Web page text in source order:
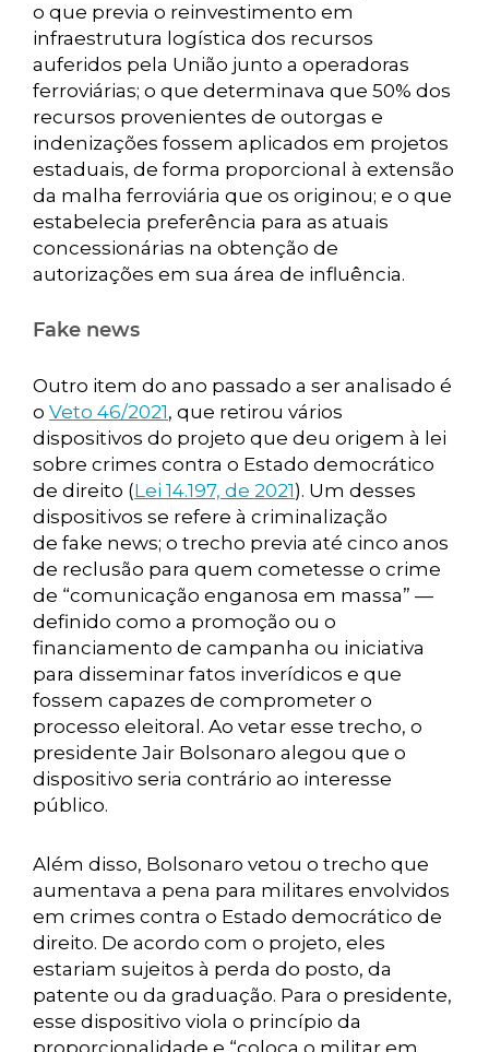
o que previa o reinvestimento em
infraestrutura logística dos recursos
auferidos pela União junto a operadoras
ferroviárias; o que determinava que 50% dos
recursos provenientes de outorgas e
indenizações fossem aplicados em projetos
estaduais, de forma proporcional à extensão
da malha ferroviária que os originou; e o que
estabelecia preferência para as atuais
concessionárias na obtenção de
autorizações em sua área de influência.
Fake news
Outro item do ano passado a ser analisado é
o Veto 46/2021, que retirou vários
dispositivos do projeto que deu origem à lei
sobre crimes contra o Estado democrático
de direito (Lei 14.197, de 2021). Um desses
dispositivos se refere à criminalização
de fake news; o trecho previa até cinco anos
de reclusão para quem cometesse o crime
de “comunicação enganosa em massa” —
definido como a promoção ou o
financiamento de campanha ou iniciativa
para disseminar fatos inverídicos e que
fossem capazes de comprometer o
processo eleitoral. Ao vetar esse trecho, o
presidente Jair Bolsonaro alegou que o
dispositivo seria contrário ao interesse
público.
Além disso, Bolsonaro vetou o trecho que
aumentava a pena para militares envolvidos
em crimes contra o Estado democrático de
direito. De acordo com o projeto, eles
estariam sujeitos à perda do posto, da
patente ou da graduação. Para o presidente,
esse dispositivo viola o princípio da
proporcionalidade e “coloca o militar em